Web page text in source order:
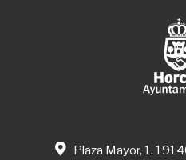
Plaza Mayor, 1.